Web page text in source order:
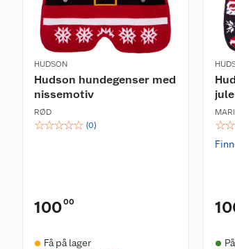
HUDSON
Hudson hundegenser med
nissemotiv
RØD
☆☆☆☆☆ (0)
10000
Få på lager
☆☆